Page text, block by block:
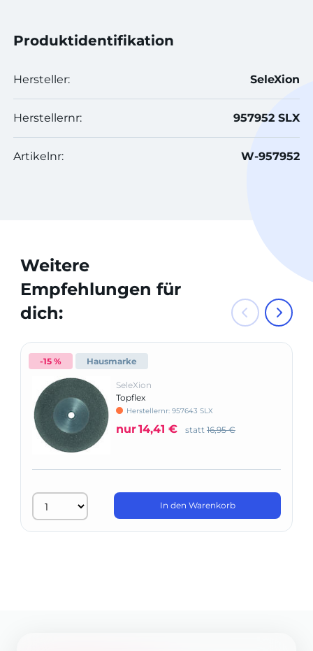
Produktidentifikation
Hersteller: SeleXion
Herstellernr: 957952 SLX
Artikelnr: W-957952
Weitere
Empfehlungen für
dich:
-15 % Hausmarke
SeleXion
Topflex
Herstellernr: 957643 SLX
nur14,41 € statt 16,95 €
In den Warenkorb